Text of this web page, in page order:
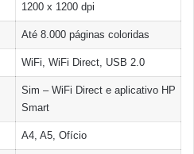
1200 x 1200 dpi
Até 8.000 páginas coloridas
WiFi, WiFi Direct, USB 2.0
Sim – WiFi Direct e aplicativo HP
Smart
A4, A5, Ofício